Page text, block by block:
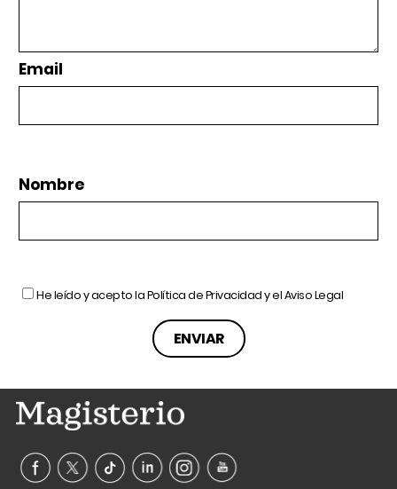
Email
Nombre
He leído y acepto laPolítica de Privacidady elAviso Legal